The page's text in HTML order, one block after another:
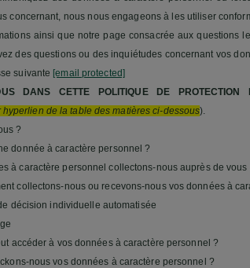
concernant, nous nous engageons à les utiliser
ainsi que notre page consacrée aux questions
des questions ou des inquiétudes concernant vos
suivante [email protected]
DANS CETTE POLITIQUE DE
hyperlien de la table des matières ci-dessous).
?
donnée à caractère personnel ?
à caractère personnel collectons-nous auprès de
collectons-nous ou recevons-nous vos données à
décision individuelle automatisée
accéder à vos données à caractère personnel ?
nous vos données à caractère personnel ?